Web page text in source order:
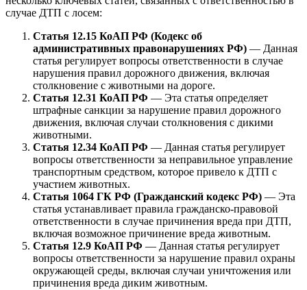
случае ДТП с лосем:
Статья 12.15 КоАП РФ (Кодекс об
административных правонарушениях РФ) — Данная
статья регулирует вопросы ответственности в случае
нарушения правил дорожного движения, включая
столкновение с животными на дороге.
Статья 12.31 КоАП РФ — Эта статья определяет
штрафные санкции за нарушение правил дорожного
движения, включая случаи столкновения с дикими
животными.
Статья 12.34 КоАП РФ — Данная статья регулирует
вопросы ответственности за неправильное управление
транспортным средством, которое привело к ДТП с
участием животных.
Статья 1064 ГК РФ (Гражданский кодекс РФ) — Эта
статья устанавливает правила гражданско-правовой
ответственности в случае причинения вреда при ДТП,
включая возможное причинение вреда животным.
Статья 12.9 КоАП РФ — Данная статья регулирует
вопросы ответственности за нарушение правил охраны
окружающей среды, включая случаи уничтожения или
причинения вреда диким животным.